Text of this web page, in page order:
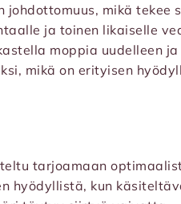
mikä tekee
ja toinen likaiselle
moppia uudelleen
mikä on erityisen
tarjoamaan
hyödyllistä, kun